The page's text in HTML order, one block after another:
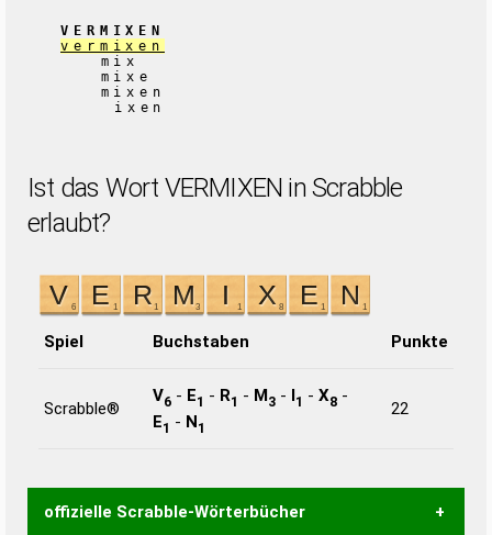
VERMIXEN
vermixen
mix
mixe
mixen
ixen
Ist das Wort VERMIXEN in Scrabble
erlaubt?
Spiel Buchstaben Punkte
Scrabble®
V6 - E1 - R1 - M3 - I1 - X8 -
E1 - N1
22
offizielle Scrabble-Wörterbücher